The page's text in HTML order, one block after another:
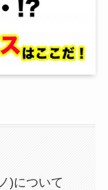
)について